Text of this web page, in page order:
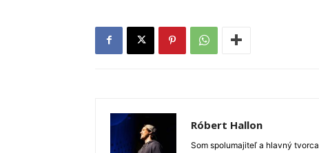
Róbert Hallon
Som spolumajiteľ a hlavný